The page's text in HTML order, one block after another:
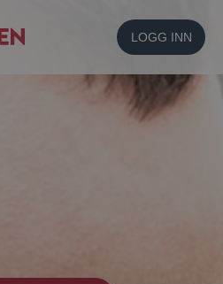
LOGG INN